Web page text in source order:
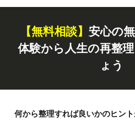
【無料相談】 安心の
体験から人生の再整
ょう
何から整理すれば良いかのヒン